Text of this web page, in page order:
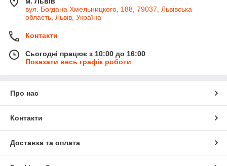
вул. Богдана Хмельницкого, 188, 79037, Львівська
область, Львів, Україна
Контакти
Сьогодні працює з 10:00 до 16:00
Показати весь графік роботи
Про нас
Контакти
Доставка та оплата